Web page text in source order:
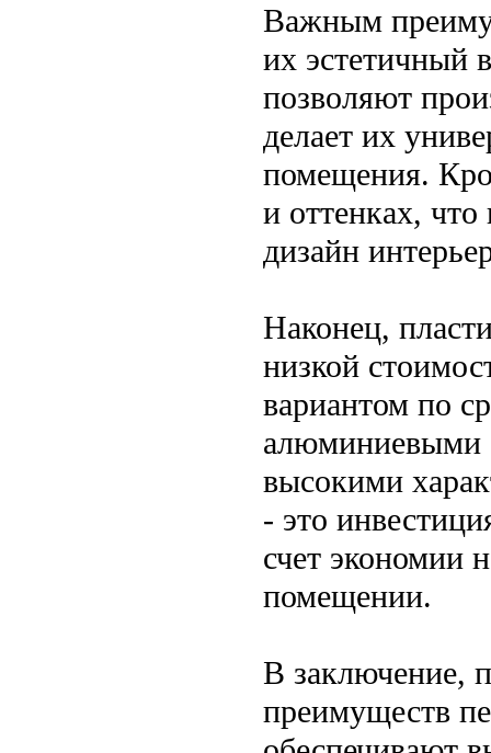
Важным
их эстетичный
позволяют
делает их
помещения.
и оттенках, что
дизайн
Наконец,
низкой
вариантом по
алюминиевыми
высокими
- это
счет экономии
помещении.
В заключение,
преимуществ